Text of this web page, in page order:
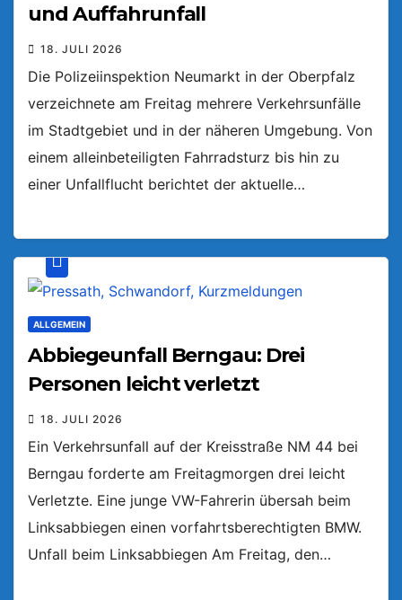
und Auffahrunfall
18. JULI 2026
Die Polizeiinspektion Neumarkt in der Oberpfalz
verzeichnete am Freitag mehrere Verkehrsunfälle
im Stadtgebiet und in der näheren Umgebung. Von
einem alleinbeteiligten Fahrradsturz bis hin zu
einer Unfallflucht berichtet der aktuelle…
ALLGEMEIN
Abbiegeunfall Berngau: Drei
Personen leicht verletzt
18. JULI 2026
Ein Verkehrsunfall auf der Kreisstraße NM 44 bei
Berngau forderte am Freitagmorgen drei leicht
Verletzte. Eine junge VW-Fahrerin übersah beim
Linksabbiegen einen vorfahrtsberechtigten BMW.
Unfall beim Linksabbiegen Am Freitag, den…